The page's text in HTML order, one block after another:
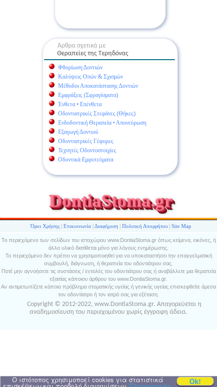
Άρθρα σχετικά με
Θεραπείες της Τερηδόνας
Φθορίωση Δοντιών
Καλύψεις Οπών & Σχισμών
Μέθοδοι Αποκατάστασης Δοντιών
Εμφράξεις (Σφραγίσματα)
Ένθετα • Επένθετα
Οδοντιατρικές Στεφάνες (Θήκες)
Ενδοδοντική Θεραπεία • Απονεύρωση
Εξαγωγή Δοντιού
Οδοντιατρικές Γέφυρες
Τεχνητές Οδοντοστοιχίες
Οδοντικά Εμφυτεύματα
DontiaStoma.gr
Όροι Χρήσης | Επικοινωνία |Διαφήμιση | Πολιτική Απορρήτου | Site Map
Το περιεχόμενο των σελίδων του ιστοχώρου www.DontiaStoma.gr όπως κείμενα, εικόνες, ή
άλλο υλικό διατίθεται μόνο για λόγους ενημέρωσης.
Το περιεχόμενο δεν πρέπει να χρησιμοποιηθεί για να υποκαταστήσει την επαγγελματική
συμβουλή, διάγνωση, ή θεραπεία του οδοντιάτρου σας.
Ποτέ μην αγνοήσετε τις συστάσεις / εντολές του οδοντιάτρου σας ή αναβάλλετε μια θεραπεία
εξαιτίας κάποιου άρθρου του www.DontiaStoma.gr.
Αν αντιμετωπίζετε κάποιο πρόβλημα στοματικής υγείας ή γενικής υγείας επισκεφθείτε άμεσα
τον οδοντίατρο ή τον ιατρό σας για εξέταση.
Copyright © 2012-2022, www.DontiaStoma.gr. Απαγορεύεται η
αναδημοσίευση του περιεχομένου χωρίς έγγραφη άδεια.
Ok!
Ο ιστότοπος χρησιμοποεί cookies για στατιστικά